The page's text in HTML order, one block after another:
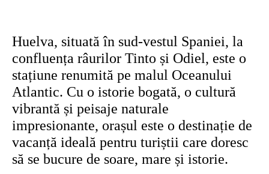
Huelva, situată în sud-vestul Spaniei, la
confluența râurilor Tinto și Odiel, este o
stațiune renumită pe malul Oceanului
Atlantic. Cu o istorie bogată, o cultură
vibrantă și peisaje naturale
impresionante, orașul este o destinație de
vacanță ideală pentru turiștii care doresc
să se bucure de soare, mare și istorie.